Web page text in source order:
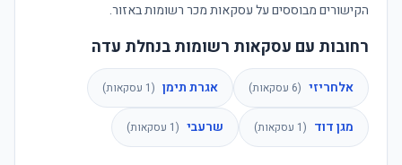
הקישורים מבוססים על עסקאות מכר רשומות באזור.
רחובות עם עסקאות רשומות בנחלת עדה
אלחריזי (
6 עסקאות) אגרת תימן (
1 עסקאות)
מגן דוד (
1 עסקאות) שרעבי (
1 עסקאות)